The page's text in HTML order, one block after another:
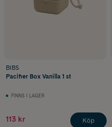
BIBS
Pacifier Box Vanilla 1 st
FINNS I LAGER
113 kr Köp